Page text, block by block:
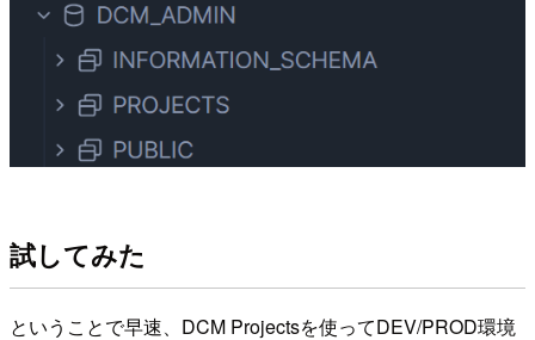
試してみた
ということで早速、DCM Projectsを使ってDEV/PROD環境